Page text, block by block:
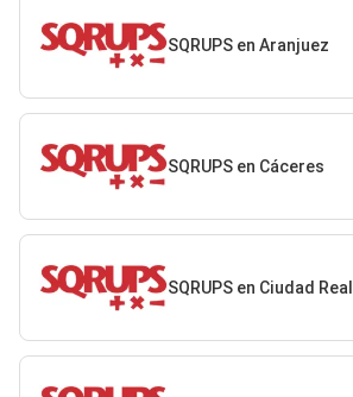
SQRUPS en Aranjuez
SQRUPS en Cáceres
SQRUPS en Ciudad Real